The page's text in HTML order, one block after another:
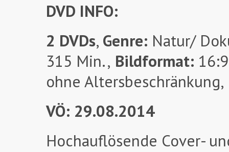
DVD INFO:
2 DVDs, Genre: Natur/
315 Min., Bildformat:
ohne Altersbeschränkung,
VÖ: 29.08.2014
Hochauflösende Cover-